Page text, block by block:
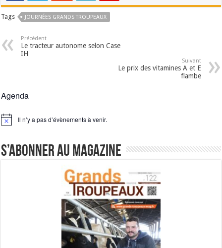
Tags JOURNÉES GRANDS TROUPEAUX
Précédent
Le tracteur autonome selon Case
IH
Suivant
Le prix des vitamines A et E
flambe
Agenda
Notice Il n’y a pas d’évènements à venir.
S’abonner au magazine